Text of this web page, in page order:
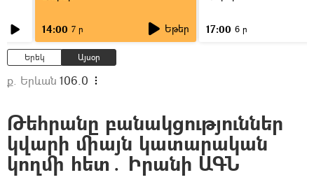
14:00 7 ր Եթեր 17:00 6 ր
Երեկ Այսօր
ք. Երևան 106.0
Թեհրանը բանակցություններ
կվարի միայն կատարական
կողմի հետ․ Իրանի ԱԳՆ